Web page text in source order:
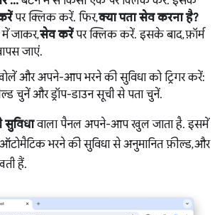
पर क्लिक करें. फिर,क्या पता सेव करना है?
में जाकर,सेव करेंपर क्लिक करें. इसके बाद, फ़ॉर्म
जाएं.
और अपने-आप भरने की सुविधा को ट्रिगर करें:
चुनें और ड्रॉप-डाउन सूची से पता चुनें.
वाला पैनल अपने-आप खुल जाता है. इसमें
भरने की सुविधा से अनुमानित फ़ील्ड, और
हैं.